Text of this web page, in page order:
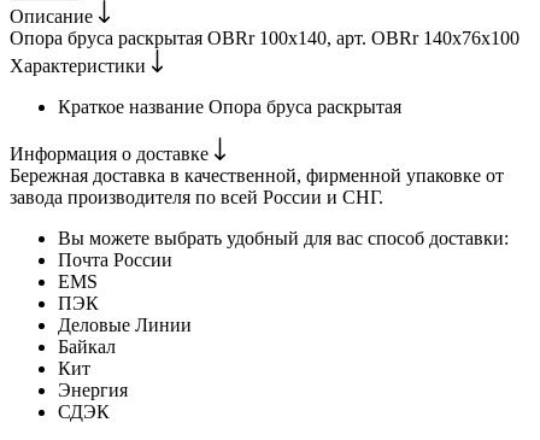
Описание
Опора бруса раскрытая OBRr 100х140, арт. OBRr 140х76х100
Характеристики
Краткое название Опора бруса раскрытая
Информация о доставке
Бережная доставка в качественной, фирменной упаковке от
завода производителя по всей России и СНГ.
Вы можете выбрать удобный для вас способ доставки:
Почта России
EMS
ПЭК
Деловые Линии
Байкал
Кит
Энергия
СДЭК